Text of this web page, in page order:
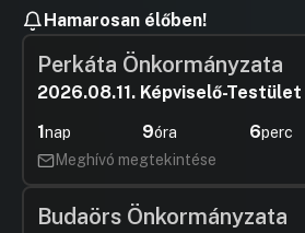
Hamarosan élőben!
Perkáta Önkormányzata
2026.08.11. Képviselő-
1nap 9óra 6perc
Meghívó megtekintése
Budaörs Önkormányzata